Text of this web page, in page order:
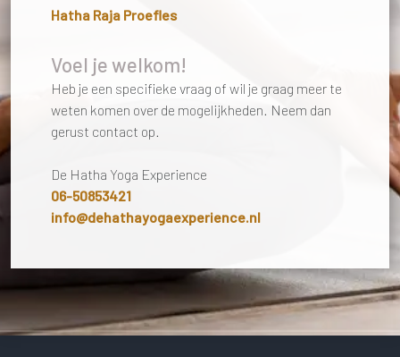
Hatha Raja Proefles
Voel je welkom!
Heb je een specifieke vraag of wil je graag meer te
weten komen over de mogelijkheden. Neem dan
gerust contact op.
De Hatha Yoga Experience
06-50853421
info@dehathayogaexperience.nl